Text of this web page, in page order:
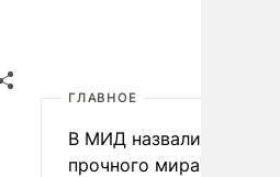
ГЛАВНОЕ
В МИД назвали условия
прочного мира на